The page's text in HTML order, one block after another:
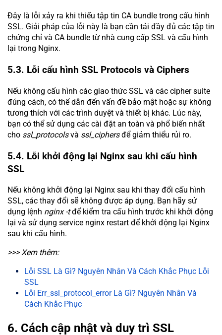
Đây là lỗi xảy ra khi thiếu tập tin CA bundle trong cấu hình
SSL. Giải pháp của lỗi này là bạn cần tải đầy đủ các tập tin
chứng chỉ và CA bundle từ nhà cung cấp SSL và cấu hình
lại trong Nginx.
5.3. Lỗi cấu hình SSL Protocols và Ciphers
Nếu không cấu hình các giao thức SSL và các cipher suite
đúng cách, có thể dẫn đến vấn đề bảo mật hoặc sự không
tương thích với các trình duyệt và thiết bị khác. Lúc này,
bạn có thể sử dụng các cài đặt an toàn và phổ biến nhất
cho ssl_protocolsvà ssl_ciphersđể giảm thiểu rủi ro.
5.4. Lỗi khởi động lại Nginx sau khi cấu hình
SSL
Nếu không khởi động lại Nginx sau khi thay đổi cấu hình
SSL, các thay đổi sẽ không được áp dụng. Bạn hãy sử
dụng lệnh nginx -tđể kiểm tra cấu hình trước khi khởi động
lại và sử dụng service nginx restart để khởi động lại Nginx
sau khi cấu hình.
>>> Xem thêm:
Lỗi SSL Là Gì? Nguyên Nhân Và Cách Khắc Phục Lỗi
SSL
Lỗi Err_ssl_protocol_error Là Gì? Nguyên Nhân Và
Cách Khắc Phục
6. Cách cập nhật và duy trì SSL